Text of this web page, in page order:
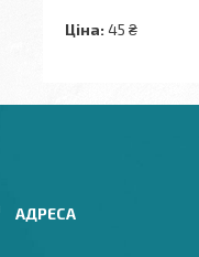
Ціна: 45 ₴